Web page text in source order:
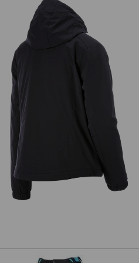
Winterjack e.s.trail, dames